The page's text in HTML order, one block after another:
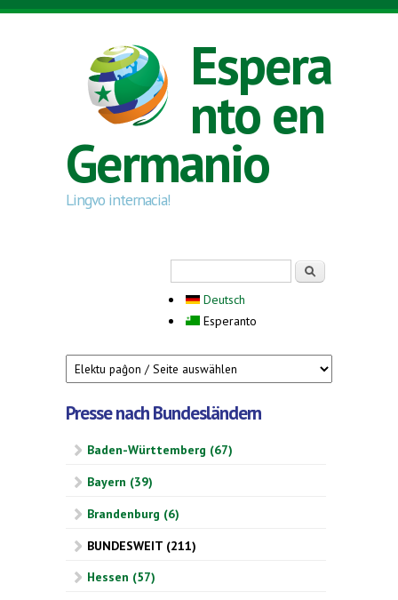
Skip to main content
Espera
nto en
Germanio
Lingvo internacia!
Deutsch
Esperanto
Presse nach Bundesländern
Baden-Württemberg (67)
Bayern (39)
Brandenburg (6)
BUNDESWEIT (211)
Hessen (57)